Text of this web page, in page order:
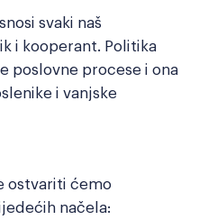
svaki naš
i kooperant. Politika
poslovne procese i ona
i vanjske
ostvariti ćemo
načela: